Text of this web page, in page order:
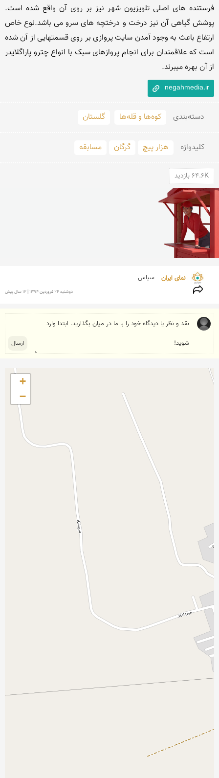
از آن بهره میبرند.
negahmedia.ir
دسته‌بندی کوه‌ها و قله‌ها گلستان
کلید‌واژه هزار پیچ گرگان مسابقه
64.6K بازدید
نمای ایران سپاس
دوشنبه 24 فروردين 1394 | 12 سال پیش
+
−